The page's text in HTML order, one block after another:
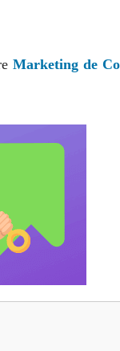
Marketing de